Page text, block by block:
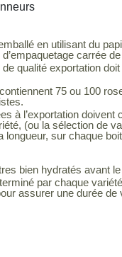
en utilisant du
carrée
qualité exportation
75 ou 100
à l’exportation doivent
(ou la sélection de
longueur, sur chaque
bien hydratés avant
par chaque
assurer une durée de